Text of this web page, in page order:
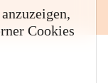
Cookies